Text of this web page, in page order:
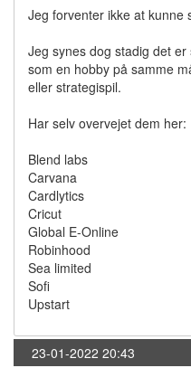
Jeg forventer ikke at
Jeg synes dog stadig det
som en hobby på samme
eller strategispil.
Har selv overvejet dem her:
Blend labs
Carvana
Cardlytics
Cricut
Global E-Online
Robinhood
Sea limited
Sofi
Upstart
23-01-2022 20:43